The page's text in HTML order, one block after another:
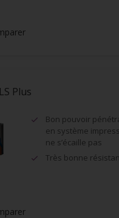
Plus
Bon pouvoir
en système
ne s’écaille pas
Très bonne